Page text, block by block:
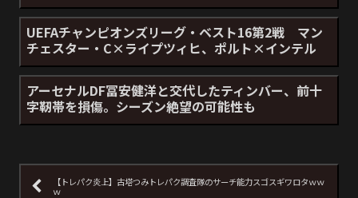
UEFAチャンピオンズリーグ・ベスト16第2戦 マン
チェスター・C×ライプツィヒ、ポルト×インテル
アーセナルDF冨安健洋と交代したティンバー、前十
字靭帯を損傷。シーズン絶望の可能性も
【トレパク炎上】古塔つみトレパク調査隊のサーチ能力スゴスギワロタｗｗ
ｗ